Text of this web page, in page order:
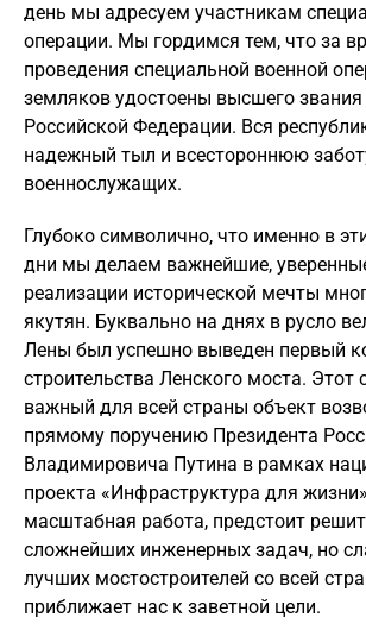
день мы адресуем участникам
операции. Мы гордимся тем, что за
проведения специальной военной
земляков удостоены высшего звания
Российской Федерации. Вся
надежный тыл и всестороннюю
военнослужащих.
Глубоко символично, что именно в
дни мы делаем важнейшие,
реализации исторической мечты
якутян. Буквально на днях в русло
Лены был успешно выведен первый
строительства Ленского моста. Этот
важный для всей страны объект
прямому поручению Президента
Владимировича Путина в рамках
проекта «Инфраструктура для
масштабная работа, предстоит
сложнейших инженерных задач, но
лучших мостостроителей со всей
приближает нас к заветной цели.